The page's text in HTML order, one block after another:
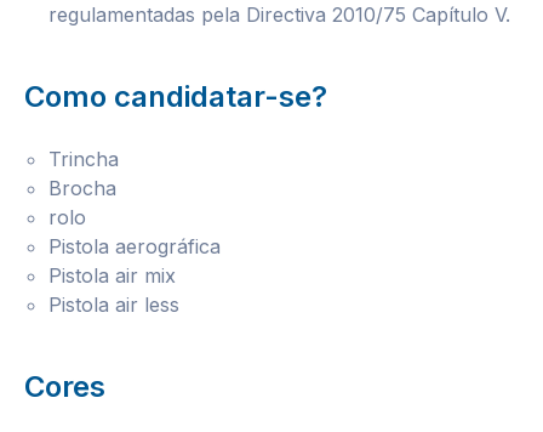
regulamentadas pela Directiva 2010/75 Capítulo V.
Como candidatar-se?
Trincha
Brocha
rolo
Pistola aerográfica
Pistola air mix
Pistola air less
Cores